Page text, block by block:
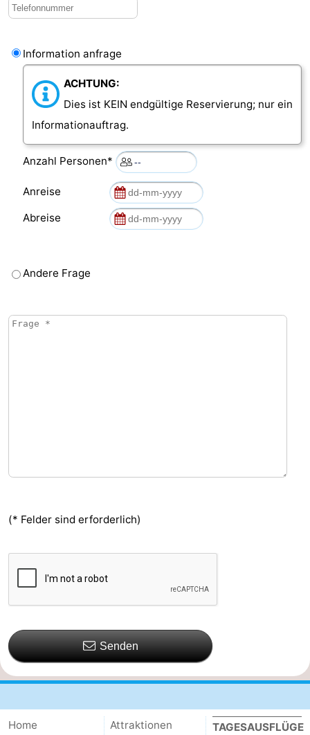
Information anfrage
ACHTUNG:
Dies ist KEIN endgültige Reservierung; nur ein
Informationauftrag.
Anzahl Personen*
Anreise
Abreise
Andere Frage
(* Felder sind erforderlich)
Senden
Home
Attraktionen
TAGESAUSFLÜGE